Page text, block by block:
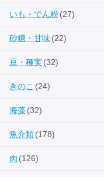
いも・でん粉(27)
砂糖・甘味(22)
豆・種実(32)
きのこ (24)
海藻(32)
魚介類(178)
肉 (126)